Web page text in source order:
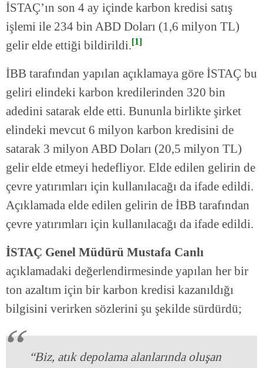
İSTAÇ’ın son 4 ay içinde karbon kredisi satış
işlemi ile 234 bin ABD Doları (1,6 milyon TL)
gelir elde ettiği bildirildi.[1]
İBB tarafından yapılan açıklamaya göre İSTAÇ bu
geliri elindeki karbon kredilerinden 320 bin
adedini satarak elde etti. Bununla birlikte şirket
elindeki mevcut 6 milyon karbon kredisini de
satarak 3 milyon ABD Doları (20,5 milyon TL)
gelir elde etmeyi hedefliyor. Elde edilen gelirin de
çevre yatırımları için kullanılacağı da ifade edildi.
Açıklamada elde edilen gelirin de İBB tarafından
çevre yatırımları için kullanılacağı da ifade edildi.
İSTAÇ Genel Müdürü Mustafa Canlı
açıklamadaki değerlendirmesinde yapılan her bir
ton azaltım için bir karbon kredisi kazanıldığı
bilgisini verirken sözlerini şu şekilde sürdürdü;
“Biz, atık depolama alanlarında oluşan